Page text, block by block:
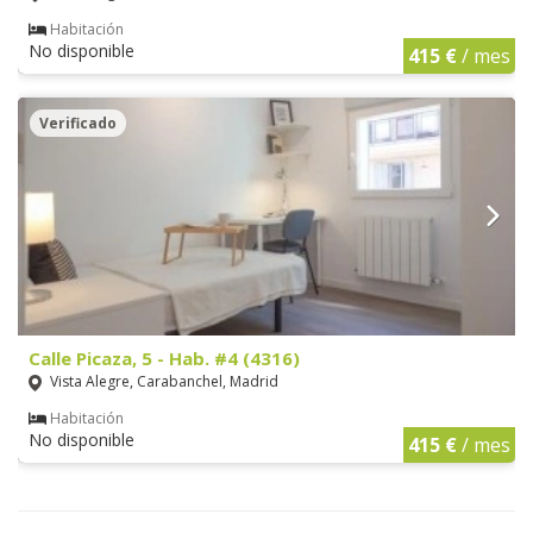
Habitación
No disponible 415 €/ mes
Verificado
Calle Picaza, 5 - Hab. #4 (4316)
Vista Alegre, Carabanchel, Madrid
Habitación
No disponible 415 €/ mes